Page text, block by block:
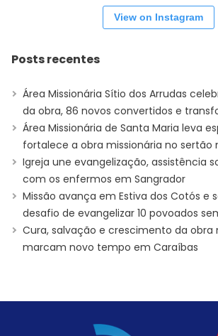
View on Instagram
Posts recentes
Área Missionária Sítio dos Arrudas
da obra, 86 novos convertidos e
Área Missionária de Santa Maria leva
fortalece a obra missionária no sertão
Igreja une evangelização, assistência
com os enfermos em Sangrador
Missão avança em Estiva dos Cotós e
desafio de evangelizar 10 povoados
Cura, salvação e crescimento da obra
marcam novo tempo em Caraíbas